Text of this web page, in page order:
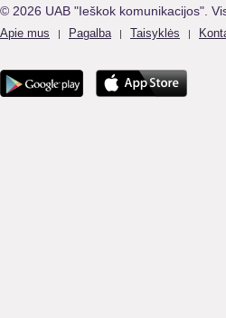
© 2026 UAB "Ieškok komunikacijos".
Apie mus | Pagalba | Taisyklės |